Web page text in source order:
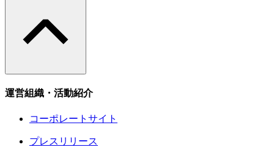
運営組織・活動紹介
コーポレートサイト
プレスリリース